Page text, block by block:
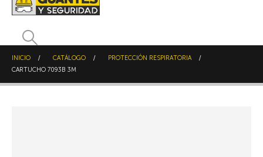
INICIO CATÁLOGO
PROTECCIÓN RESPIRATORIA
CARTUCHO 7093B 3M